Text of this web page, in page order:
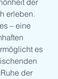
der
erleben.
– eine
es
der